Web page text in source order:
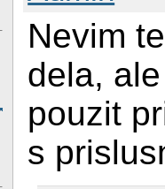
Nevim
dela,
pouzit
s